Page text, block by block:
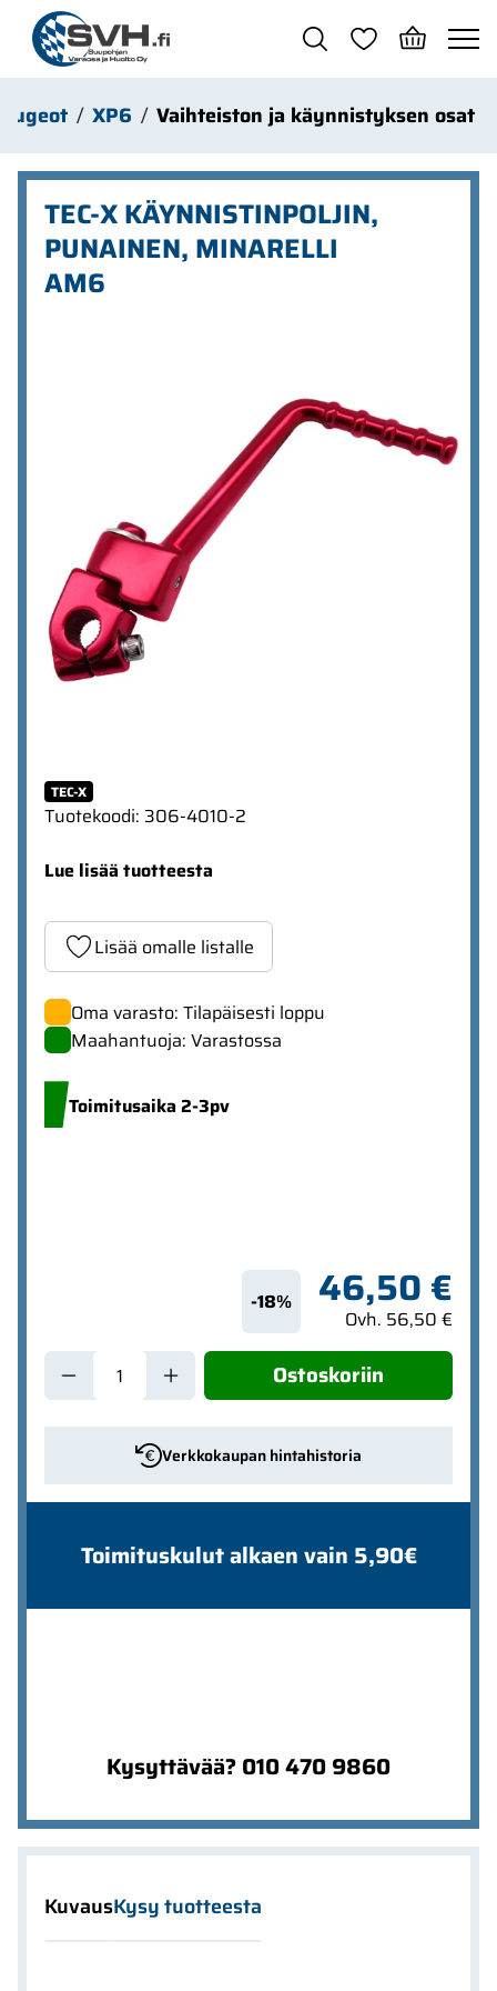
Siirry pääsisältöön
XP6 Vaihteiston ja käynnistyksen osat
TEC-X KÄYNNISTINPOLJIN,
PUNAINEN, MINARELLI
AM6
TEC-X
Tuotekoodi: 306-4010-2
Lue lisää tuotteesta
Lisää omalle listalle
Oma varasto: Tilapäisesti loppu
Maahantuoja: Varastossa
Toimitusaika 2-3pv
-18% 46,50 €
Ovh. 56,50 €
Ostoskoriin
Verkkokaupan hintahistoria
Toimituskulut alkaen vain 5,90€
Kysyttävää? 010 470 9860
KuvausKysy tuotteesta